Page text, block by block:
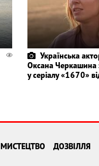
Українська
Оксана Черкашина
у серіалу «1670»
МИСТЕЦТВО ДОЗВІЛЛЯ